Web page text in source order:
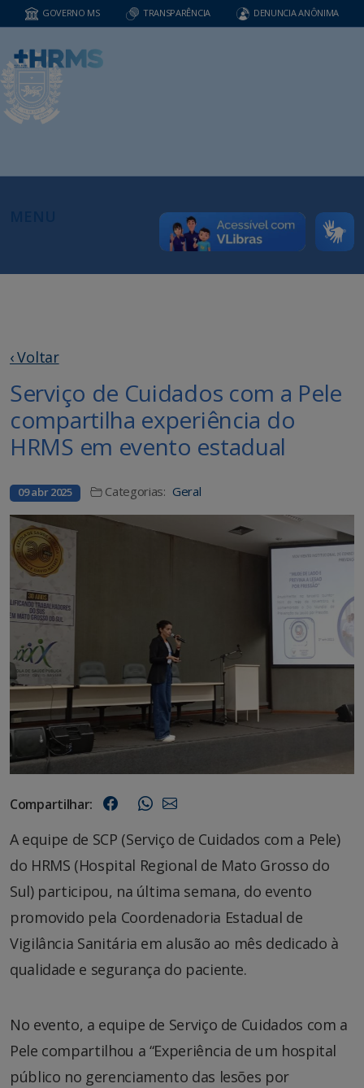
GOVERNO MS TRANSPARÊNCIA DENUNCIA ANÔNIMA
‹ Voltar
Serviço de Cuidados com a Pele
compartilha experiência do
HRMS em evento estadual
09 abr 2025 Categorias: Geral
Compartilhar:
A equipe de SCP (Serviço de Cuidados com a Pele)
do HRMS (Hospital Regional de Mato Grosso do
Sul) participou, na última semana, do evento
promovido pela Coordenadoria Estadual de
Vigilância Sanitária em alusão ao mês dedicado à
qualidade e segurança do paciente.
No evento, a equipe de Serviço de Cuidados com a
Pele compartilhou a “Experiência de um hospital
público no gerenciamento das lesões por